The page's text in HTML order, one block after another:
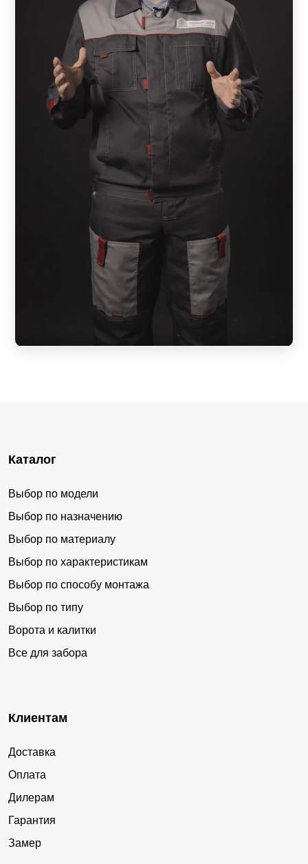
Каталог
Выбор по модели
Выбор по назначению
Выбор по материалу
Выбор по характеристикам
Выбор по способу монтажа
Выбор по типу
Ворота и калитки
Все для забора
Клиентам
Доставка
Оплата
Дилерам
Гарантия
Замер